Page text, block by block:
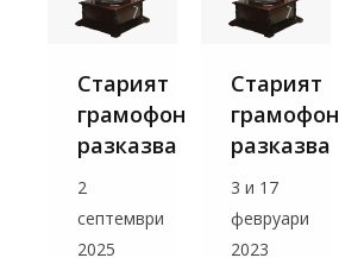
Старият
грамофон
разказва
2
септември
2025
Старият
грамофон
разказва
3 и 17
февруари
2023